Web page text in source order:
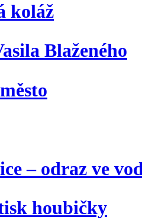
koláž
Blaženého
– odraz ve
houbičky